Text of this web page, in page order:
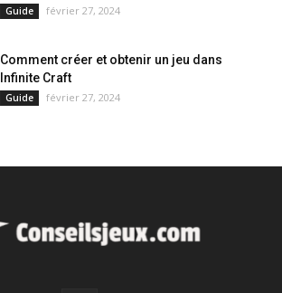
Guide février 27, 2024
Comment créer et obtenir un jeu dans
Infinite Craft
Guide février 27, 2024